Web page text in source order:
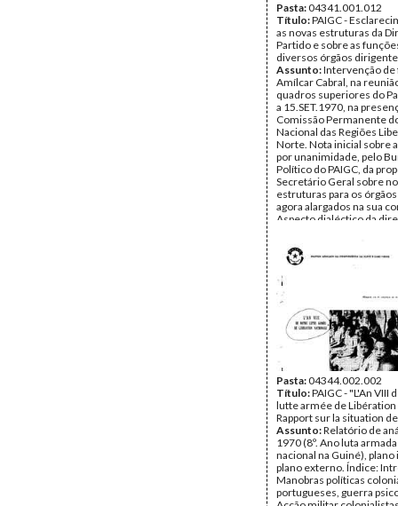
Pasta:04341.001.012
Título:PAIGC -
as novas estruturas da
Partido e sobre as
diversos órgãos
Assunto:Intervenção de
Amílcar Cabral, na
quadros superiores do
a 15.SET.1970, na
Comissão Permanente
Nacional das Regiões
Norte. Nota inicial sobre
por unanimidade, pelo
Político do PAIGC, da
Secretário Geral sobre
estruturas para os
agora alargados na sua
Aspecto dialéctico da
Data:
Fundo:Arquivo Mário
Andrade
Tipo Documental:
Página(s):
Pasta:04344.002.002
Título:PAIGC - "L'An VIII
lutte armée de Libération
Rapport sur la situation
Assunto:Relatório de
1970 (8º. Ano luta
nacional na Guiné),
plano externo. Índice:
Manobras políticas
portugueses, guerra